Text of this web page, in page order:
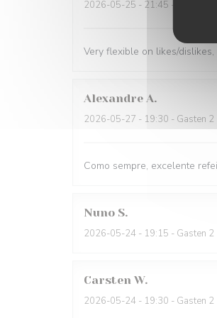
2026-05-25 - 21:45 - Gasten 1
Very flexible on likes/
Alexandre A
2026-05-27 - 19:30 - Gasten 2
Como sempre, excelente
Nuno S
2026-05-24 - 19:15 - Gasten 2
Carsten W
2026-05-24 - 19:30 - Gasten 2